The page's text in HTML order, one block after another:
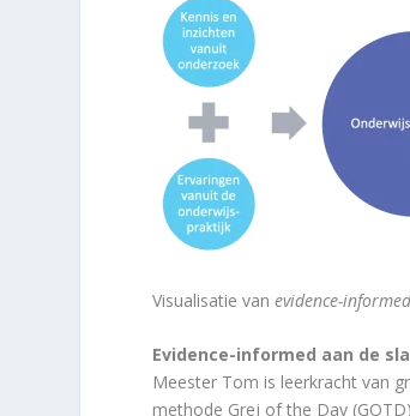
Visualisatie vanevidence-
Evidence-informed aan de
Meester Tom is leerkracht van
methode Grej of the Day